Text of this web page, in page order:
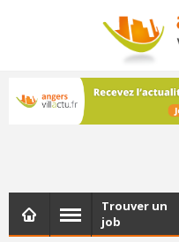
Les dernières
Trouver un
job